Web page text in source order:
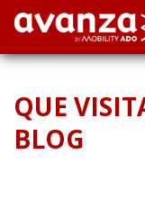
QUE
BLOG